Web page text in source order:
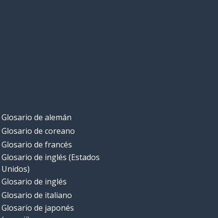
Glosario de alemán
Glosario de coreano
Glosario de francés
Glosario de inglés (Estados
Unidos)
Glosario de inglés
Glosario de italiano
Glosario de japonés